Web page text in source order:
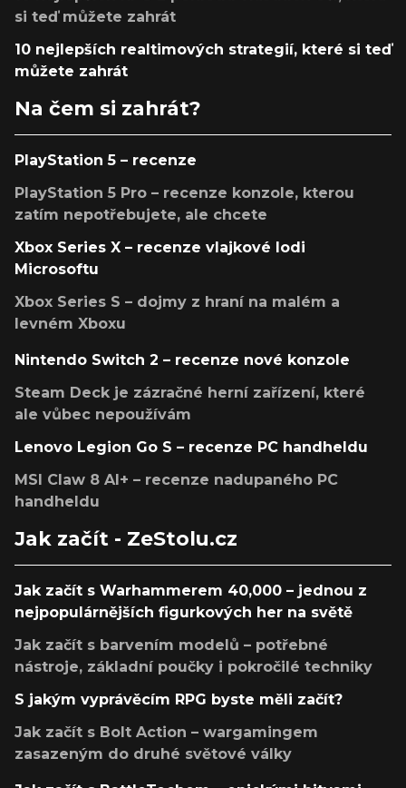
si teď můžete zahrát
10 nejlepších realtimových strategií, které si teď
můžete zahrát
Na čem si zahrát?
PlayStation 5 – recenze
PlayStation 5 Pro – recenze konzole, kterou
zatím nepotřebujete, ale chcete
Xbox Series X – recenze vlajkové lodi
Microsoftu
Xbox Series S – dojmy z hraní na malém a
levném Xboxu
Nintendo Switch 2 – recenze nové konzole
Steam Deck je zázračné herní zařízení, které
ale vůbec nepoužívám
Lenovo Legion Go S – recenze PC handheldu
MSI Claw 8 AI+ – recenze nadupaného PC
handheldu
Jak začít - ZeStolu.cz
Jak začít s Warhammerem 40,000 – jednou z
nejpopulárnějších figurkových her na světě
Jak začít s barvením modelů – potřebné
nástroje, základní poučky i pokročilé techniky
S jakým vyprávěcím RPG byste měli začít?
Jak začít s Bolt Action – wargamingem
zasazeným do druhé světové války